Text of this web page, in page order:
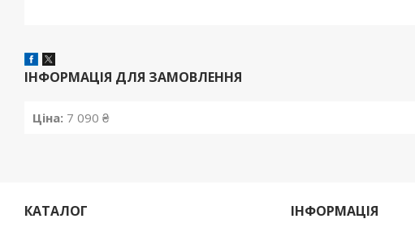
ІНФОРМАЦІЯ ДЛЯ ЗАМОВЛЕННЯ
Ціна: 7 090 ₴
КАТАЛОГ ІНФОРМАЦІЯ